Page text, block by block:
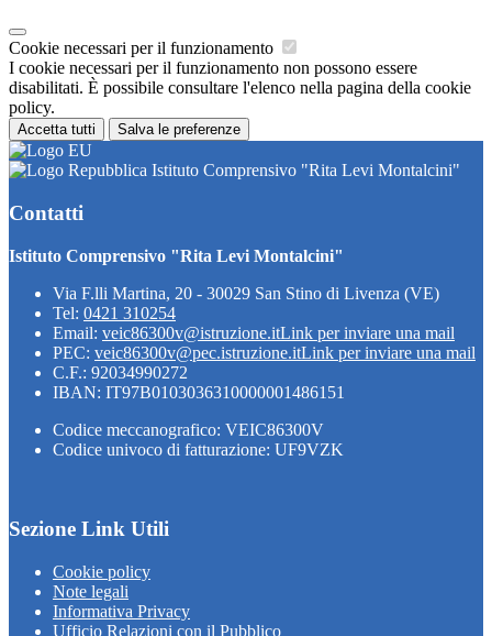
Cookie necessari per il funzionamento
I cookie necessari per il funzionamento non possono essere
disabilitati. È possibile consultare l'elenco nella pagina della cookie
policy.
Accetta tutti Salva le preferenze
Istituto Comprensivo "Rita Levi Montalcini"
Contatti
Istituto Comprensivo "Rita Levi Montalcini"
Via F.lli Martina, 20 - 30029 San Stino di Livenza (VE)
Tel: 0421 310254
Email: veic86300v@istruzione.itLink per inviare una mail
PEC: veic86300v@pec.istruzione.itLink per inviare una mail
C.F.: 92034990272
IBAN: IT97B0103036310000001486151
Codice meccanografico: VEIC86300V
Codice univoco di fatturazione: UF9VZK
Sezione Link Utili
Cookie policy
Note legali
Informativa Privacy
Ufficio Relazioni con il Pubblico